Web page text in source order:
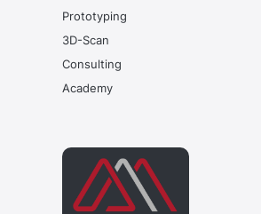
Prototyping
3D-Scan
Consulting
Academy